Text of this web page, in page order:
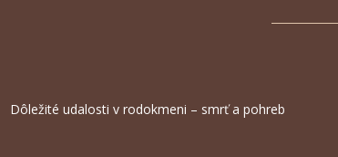
Dôležité udalosti v rodokmeni – smrť a pohreb